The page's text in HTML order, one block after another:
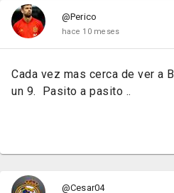
@Perico
hace 10 meses
Cada vez mas cerca de ver a
un 9. Pasito a pasito ..
@Cesar04